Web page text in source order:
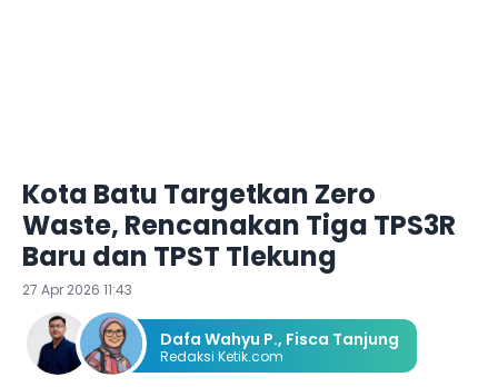
Kota Batu Targetkan Zero
Waste, Rencanakan Tiga TPS3R
Baru dan TPST Tlekung
27 Apr 2026 11:43
Dafa Wahyu P., Fisca Tanjung
Redaksi Ketik.com